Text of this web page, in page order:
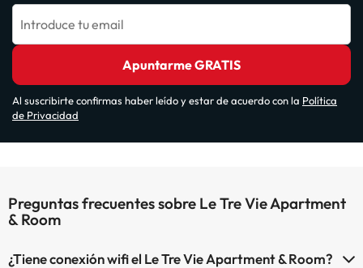
Introduce tu email
Apuntarme GRATIS
Al suscribirte confirmas haber leído y estar de acuerdo con la Política
de Privacidad
Preguntas frecuentes sobre Le Tre Vie Apartment
& Room
¿Tiene conexión wifi el Le Tre Vie Apartment & Room?